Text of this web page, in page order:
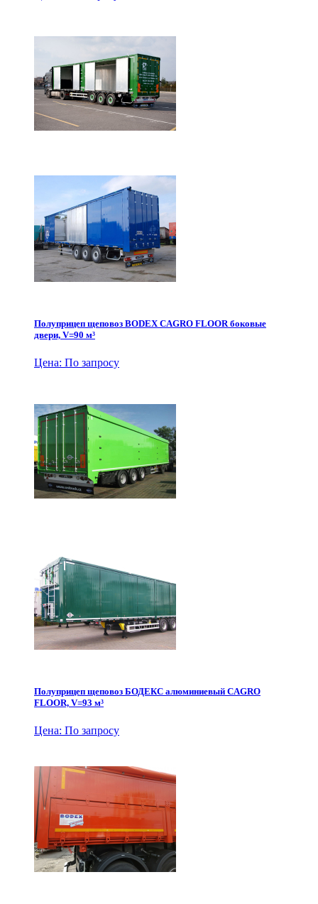
Полуприцеп щеповоз BODEX CAGRO FLOOR боковые
двери, V=90 м³
Цена: По запросу
Полуприцеп щеповоз БОДЕКС алюминиевый CAGRO
FLOOR, V=93 м³
Цена: По запросу